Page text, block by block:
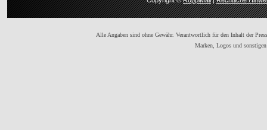
Alle Angaben sind ohne Gewähr. Verantwortlich für den Inhalt der
Marken, Logos und